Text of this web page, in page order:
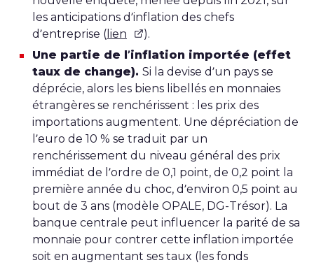
les anticipations d’inflation des chefs
d’entreprise ( lien
).
Une partie de l’inflation importée (effet
taux de change). Si la devise d’un pays se
déprécie, alors les biens libellés en monnaies
étrangères se renchérissent : les prix des
importations augmentent. Une dépréciation de
l’euro de 10 % se traduit par un
renchérissement du niveau général des prix
immédiat de l’ordre de 0,1 point, de 0,2 point la
première année du choc, d’environ 0,5 point au
bout de 3 ans (modèle OPALE, DG-Trésor). La
banque centrale peut influencer la parité de sa
monnaie pour contrer cette inflation importée
soit en augmentant ses taux (les fonds